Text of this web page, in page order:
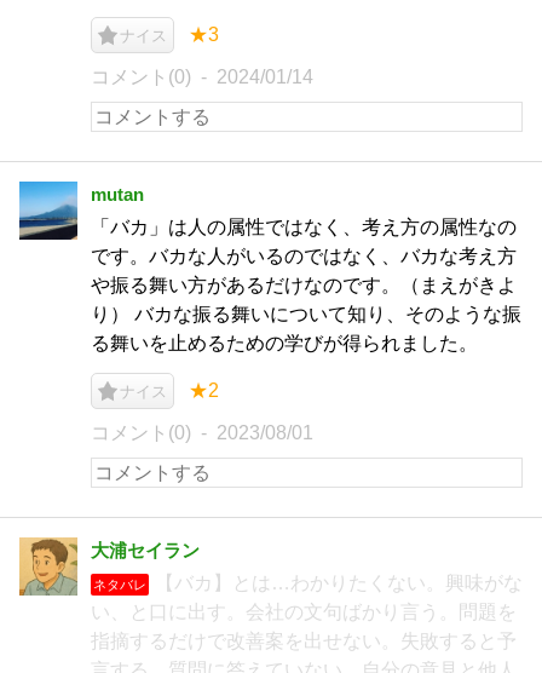
ナイス ★3
コメント(0) 2024/01/14
mutan
「バカ」は人の属性ではなく、考え方の属性なの
です。バカな人がいるのではなく、バカな考え方
や振る舞い方があるだけなのです。（まえがきよ
り） バカな振る舞いについて知り、そのような振
る舞いを止めるための学びが得られました。
ナイス ★2
コメント(0) 2023/08/01
大浦セイラン
ネタバレ
【バカ】とは…わかりたくない。興味がな
い、と口に出す。会社の文句ばかり言う。問題を
指摘するだけで改善案を出せない。失敗すると予